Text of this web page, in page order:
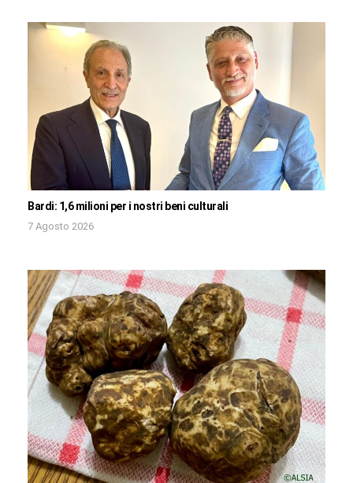
Bardi: 1,6 milioni per i nostri beni culturali
7 Agosto 2026